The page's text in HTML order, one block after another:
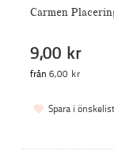
Carmen
9,00 kr
från 6,00 kr
Spara i